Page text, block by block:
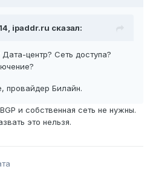
ipaddr.ru сказал:
центр? Сеть доступа?
провайдер Билайн.
и собственная сеть не нужны.
это нельзя.